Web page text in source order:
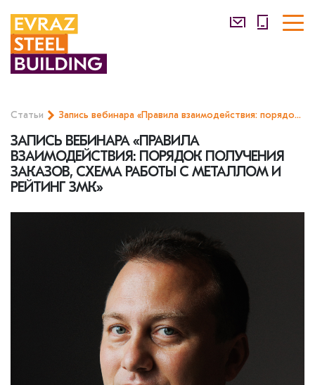
Статьи Запись вебинара «Правила взаимодействия: порядок получения заказов, схема работы с металлом и рейтинг ЗМК»
ЗАПИСЬ ВЕБИНАРА «ПРАВИЛА
ВЗАИМОДЕЙСТВИЯ: ПОРЯДОК ПОЛУЧЕНИЯ
ЗАКАЗОВ, СХЕМА РАБОТЫ С МЕТАЛЛОМ И
РЕЙТИНГ ЗМК»